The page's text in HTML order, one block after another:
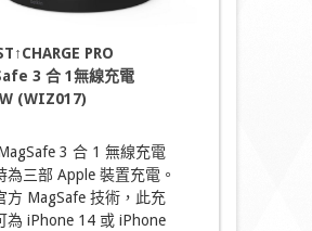
PRO
3 合 1無線充電
(WIZ017)
3 合 1 無線充電
為三部 Apple 裝置充電。
方 MagSafe 技術，此充
為 iPhone 14 或 iPhone